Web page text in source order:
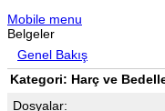
Mobile menu
Belgeler
Genel Bakış
Kategori: Harç ve
Dosyalar: